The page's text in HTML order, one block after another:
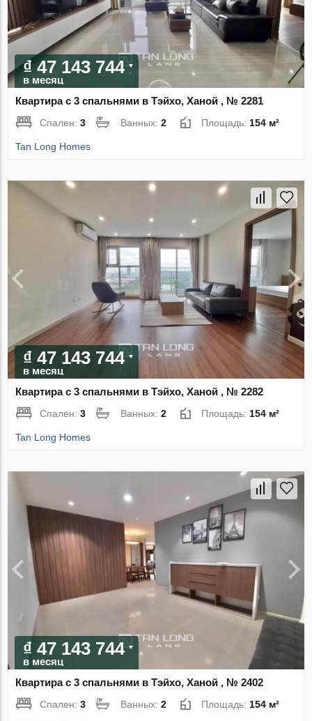
₫ 47 143 744
в месяц
Квартира с 3 спальнями в Тэйхо, Ханой , № 2281
Спален:3 Ванных:2 Площадь:154 м²
Tan Long Homes
₫ 47 143 744
в месяц
Квартира с 3 спальнями в Тэйхо, Ханой , № 2282
Спален:3 Ванных:2 Площадь: 154 м²
Tan Long Homes
₫ 47 143 744
в месяц
Квартира с 3 спальнями в Тэйхо, Ханой , № 2402
Спален:3 Ванных:2 Площадь: 154 м²